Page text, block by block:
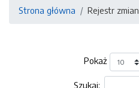
Strona główna Rejestr zmian
Pokaż
Szukaj: